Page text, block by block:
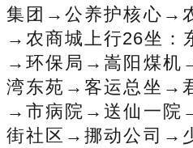
集团→公养护核心→
→农商城上行26坐：
→环保局→嵩阳煤机
湾东苑→客运总坐→
→市病院→送仙一院
街社区→挪动公司→